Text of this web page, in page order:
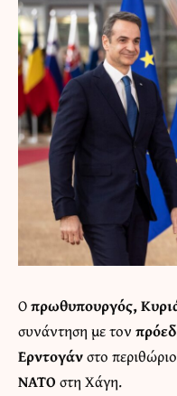
Οπρωθυπουργός,
συνάντηση με τον
Ερντογάνστο
ΝΑΤΟ στη Χάγη.